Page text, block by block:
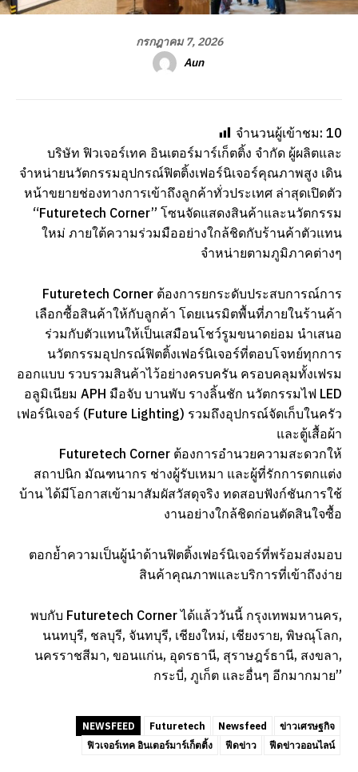
กรกฎาคม 7, 2026
Aun
จำนวนผู้เข้าชม: 10
บริษัท ฟิวเจอร์เทค อินเตอร์มาร์เก็ตติ้ง จำกัด ผู้ผลิตและ
จำหน่ายนวัตกรรมอุปกรณ์ฟิตติ้งเฟอร์นิเจอร์คุณภาพสูง เดิน
หน้าขยายช่องทางการเข้าถึงลูกค้าทั่วประเทศ ล่าสุดเปิดตัว
“Futuretech Corner” โซนจัดแสดงสินค้าและนวัตกรรม
ใหม่ ภายใต้ความร่วมมืออย่างใกล้ชิดกับร้านค้าตัวแทน
จำหน่ายตามภูมิภาคต่างๆ
Futuretech Corner ต้องการยกระดับประสบการณ์การ
เลือกซื้อสินค้าให้กับลูกค้า โดยเนรมิตพื้นที่ภายในร้านค้า
ร่วมกับตัวแทนให้เป็นเสมือนโชว์รูมขนาดย่อม นำเสนอ
นวัตกรรมอุปกรณ์ฟิตติ้งเฟอร์นิเจอร์ที่ตอบโจทย์ทุกการ
ออกแบบ รวบรวมสินค้าไว้อย่างครบครัน ครอบคลุมทั้งเฟรม
อลูมิเนียม APH มือจับ บานพับ รางลิ้นชัก นวัตกรรมไฟ LED
เฟอร์นิเจอร์ (Future Lighting) รวมถึงอุปกรณ์จัดเก็บในครัว
และตู้เสื้อผ้า
Futuretech Corner ต้องการอำนวยความสะดวกให้
สถาปนิก มัณฑนากร ช่างผู้รับเหมา และผู้ที่รักการตกแต่ง
บ้าน ได้มีโอกาสเข้ามาสัมผัสวัสดุจริง ทดสอบฟังก์ชันการใช้
งานอย่างใกล้ชิดก่อนตัดสินใจซื้อ
ตอกย้ำความเป็นผู้นำด้านฟิตติ้งเฟอร์นิเจอร์ที่พร้อมส่งมอบ
สินค้าคุณภาพและบริการที่เข้าถึงง่าย
พบกับ Futuretech Corner ได้แล้ววันนี้ กรุงเทพมหานคร,
นนทบุรี, ชลบุรี, จันทบุรี, เชียงใหม่, เชียงราย, พิษณุโลก,
นครราชสีมา, ขอนแก่น, อุดรธานี, สุราษฎร์ธานี, สงขลา,
กระบี่, ภูเก็ต และอื่นๆ อีกมากมาย”
NEWSFEED Futuretech Newsfeed
ข่าวเศรษฐกิจ
ฟิวเจอร์เทค อินเตอร์มาร์เก็ตติ้ง
ฟีดข่าว ฟีดข่าวออนไลน์